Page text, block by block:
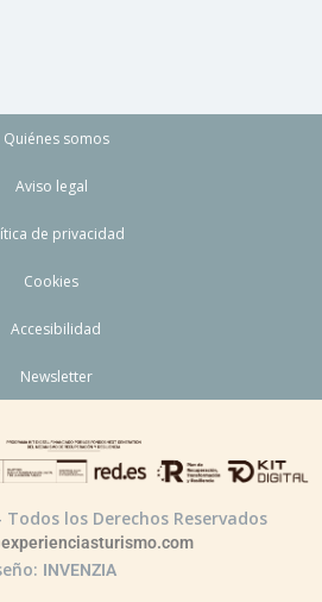
Quiénes somos
Aviso legal
de privacidad
Cookies
Accesibilidad
Newsletter
los Derechos Reservados
INVENZIA